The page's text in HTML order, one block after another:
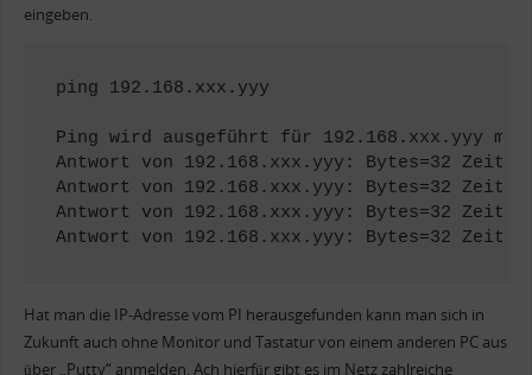
eingeben.
ping 192.168.xxx.yyy
Ping wird ausgeführt für 192.168.xxx.yyy mit
Antwort von 192.168.xxx.yyy: Bytes=32
Antwort von 192.168.xxx.yyy: Bytes=32
Antwort von 192.168.xxx.yyy: Bytes=32
Antwort von 192.168.xxx.yyy: Bytes=32
Hat man die IP-Adresse vom PI herausgefunden kann man sich in
Zukunft auch ohne Monitor und Tastatur von einem anderen PC aus
über „Putty“ anmelden. Ach hierfür gibt es im Netz zahlreiche